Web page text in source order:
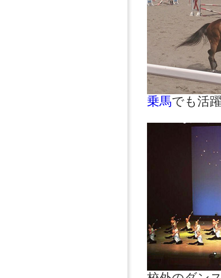
乗馬でも活